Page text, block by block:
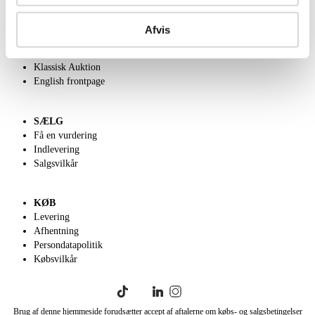
Afvis
OM OS
Klassisk Auktion
English frontpage
SÆLG
Få en vurdering
Indlevering
Salgsvilkår
KØB
Levering
Afhentning
Persondatapolitik
Købsvilkår
Brug af denne hjemmeside forudsætter accept af aftalerne om købs- og salgsbetingelser